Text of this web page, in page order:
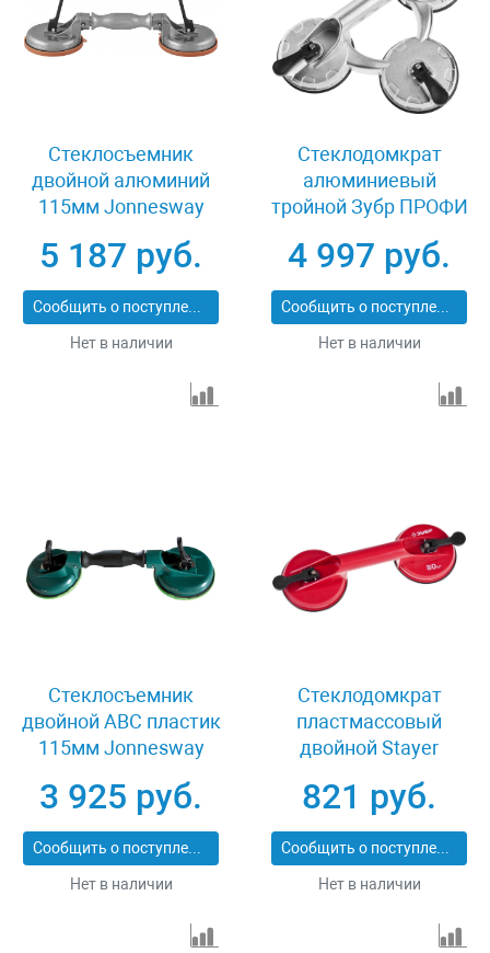
Стеклосъемник
двойной алюминий
115мм Jonnesway
5 187 руб.
Сообщить о поступлении
Нет в наличии
Стеклодомкрат
алюминиевый
тройной Зубр ПРОФИ
4 997 руб.
Сообщить о поступлении
Нет в наличии
Стеклосъемник
двойной АВС пластик
115мм Jonnesway
3 925 руб.
Сообщить о поступлении
Нет в наличии
Стеклодомкрат
пластмассовый
двойной Stayer
821 руб.
Сообщить о поступлении
Нет в наличии